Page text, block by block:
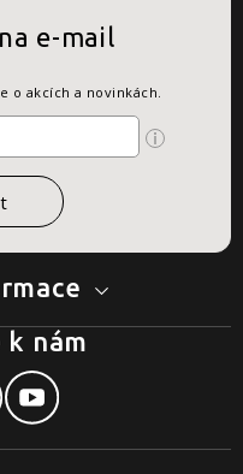
e-mail
o akcích a novinkách.
nám